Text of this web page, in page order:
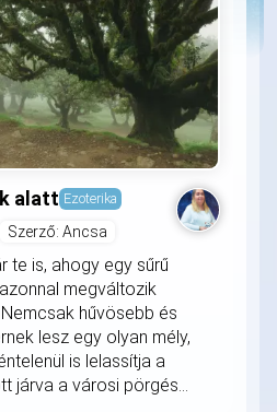
alatt Ezoterika
Szerző: Ancsa
te is, ahogy egy sűrű
megváltozik
hűvösebb és
lesz egy olyan mély,
is lelassítja a
járva a városi pörgés...